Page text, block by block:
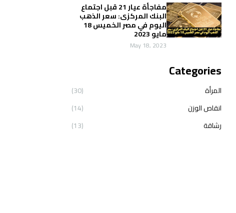
مفاجأة عيار 21 قبل اجتماع
البنك المركزى: سعر الذهب
اليوم في مصر الخميس 18
مايو 2023
May 18, 2023
Categories
المرأة
(30)
انقاص الوزن
(14)
رشاقة
(13)